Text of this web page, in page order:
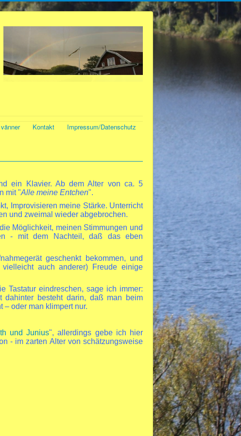
Kontakt Impressum/Datenschutz
ein Klavier. Ab dem Alter von ca. 5
mit "Alle meine Entchen".
Improvisieren meine Stärke. Unterricht
und zweimal wieder abgebrochen.
Möglichkeit, meinen Stimmungen und
- mit dem Nachteil, daß das eben
geschenkt bekommen, und
auch anderer) Freude einige
Tastatur eindreschen, sage ich immer:
dahinter besteht darin, daß man beim
oder man klimpert nur.
und Junius", allerdings gebe ich hier
- im zarten Alter von schätzungsweise